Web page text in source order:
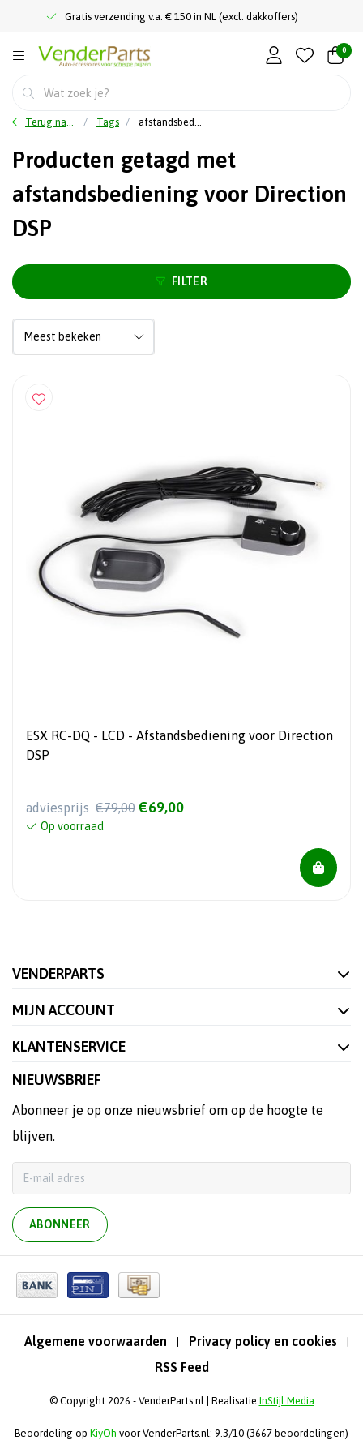
Gratis verzending v.a. € 150 in NL (excl. dakkoffers)
0
Terug naar home Tags afstandsbediening voor Direction DSP
Producten getagd met
afstandsbediening voor Direction
DSP
FILTER
ESX RC-DQ - LCD - Afstandsbediening voor Direction
DSP
adviesprijs €79,00 €69,00
Op voorraad
VENDERPARTS
MIJN ACCOUNT
KLANTENSERVICE
NIEUWSBRIEF
Abonneer je op onze nieuwsbrief om op de hoogte te
blijven.
ABONNEER
Algemene voorwaarden | Privacy policy en cookies |
RSS Feed
© Copyright 2026 - VenderParts.nl | Realisatie InStijl Media
Beoordeling op KiyOh voor VenderParts.nl: 9.3/10 (3667 beoordelingen)